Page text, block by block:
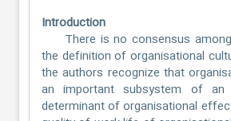
Introduction
There is no consensus
the definition of organisational
the authors recognize that
an important subsystem of an
determinant of organisational